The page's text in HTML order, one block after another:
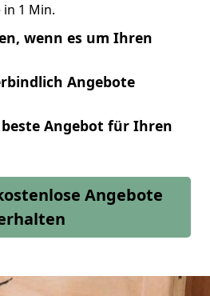
1 Min.
wenn es um Ihren
Angebote
beste Angebot für Ihren
Angebote